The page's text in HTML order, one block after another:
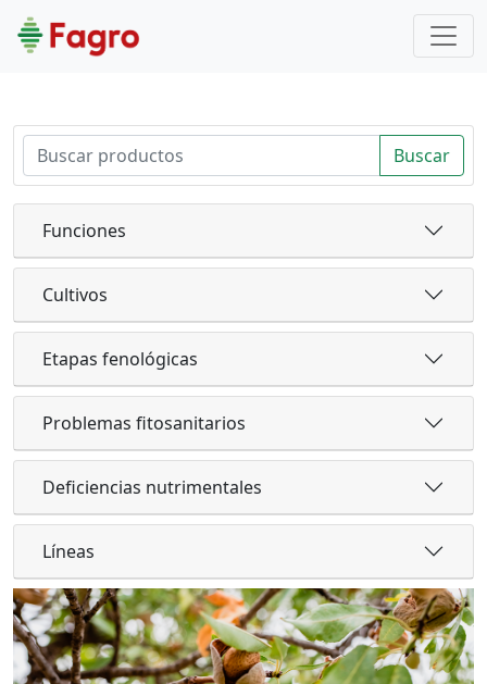
Buscar
Funciones
Cultivos
Etapas fenológicas
Problemas fitosanitarios
Deficiencias nutrimentales
Líneas